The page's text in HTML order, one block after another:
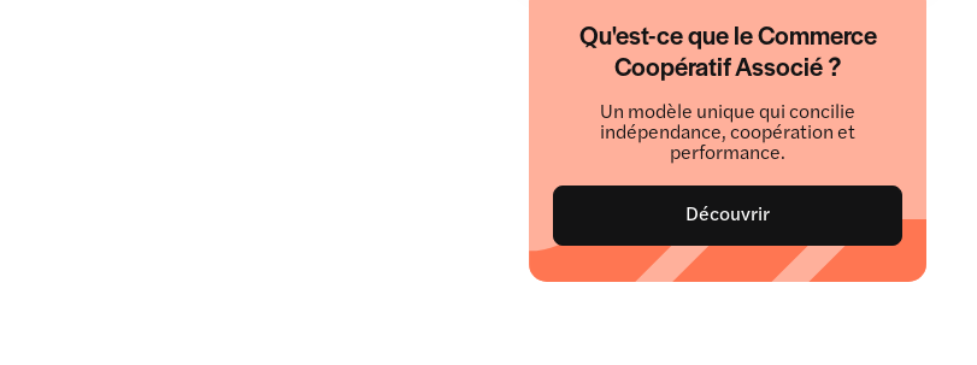
Qu'est-ce que le Commerce
Coopératif Associé ?
Un modèle unique qui concilie
indépendance, coopération et
performance.
Découvrir